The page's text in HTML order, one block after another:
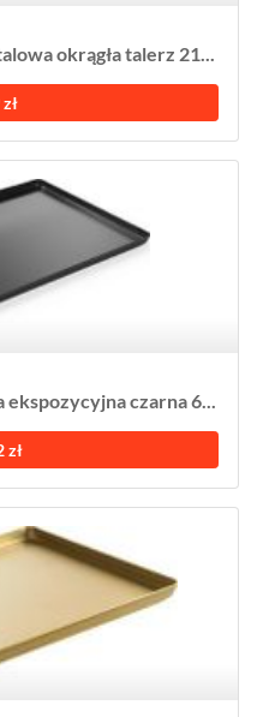
okrągła talerz 21...
ekspozycyjna czarna 6...
zł